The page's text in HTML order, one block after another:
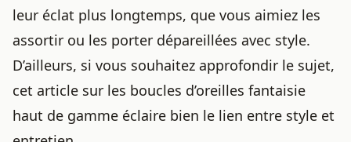
leur éclat plus longtemps, que vous aimiez les
assortir ou les porter dépareillées avec style.
D’ailleurs, si vous souhaitez approfondir le sujet,
cet article sur les boucles d’oreilles fantaisie
haut de gamme éclaire bien le lien entre style et